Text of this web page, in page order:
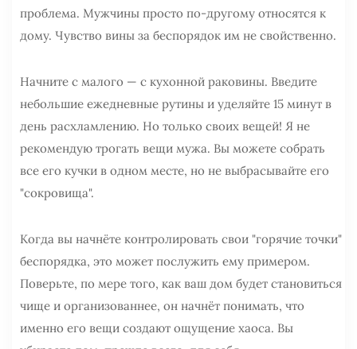
проблема. Мужчины просто по-другому относятся к
дому. Чувство вины за беспорядок им не свойственно.
Начните с малого — с кухонной раковины. Введите
небольшие ежедневные рутины и уделяйте 15 минут в
день расхламлению. Но только своих вещей! Я не
рекомендую трогать вещи мужа. Вы можете собрать
все его кучки в одном месте, но не выбрасывайте его
"сокровища".
Когда вы начнёте контролировать свои "горячие точки"
беспорядка, это может послужить ему примером.
Поверьте, по мере того, как ваш дом будет становиться
чище и организованнее, он начнёт понимать, что
именно его вещи создают ощущение хаоса. Вы